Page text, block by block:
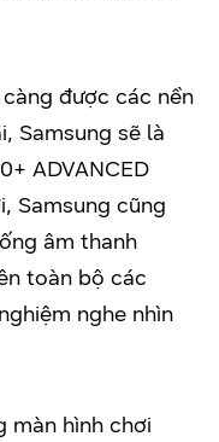
được các nền
Samsung sẽ là
ADVANCED
Samsung cũng
âm thanh
toàn bộ các
nghe nhìn
màn hình chơi